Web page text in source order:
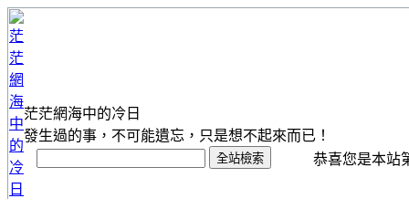
茫茫網海中的冷日
發生過的事，不可能遺忘，只是想不起來而已！
恭喜您是本站